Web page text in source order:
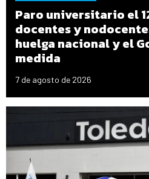
Paro universitario el
docentes y
huelga nacional y el
medida
7 de agosto de 2026